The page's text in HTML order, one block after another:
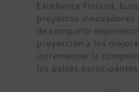
Excellence Finland,
proyectos innovadores
de compartir
proyección a los
incrementar la
los países participantes.